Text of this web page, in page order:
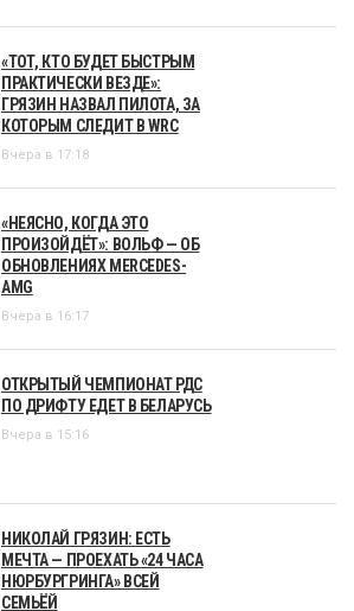
«ТОТ, КТО БУДЕТ БЫСТРЫМ
ПРАКТИЧЕСКИ ВЕЗДЕ»:
ГРЯЗИН НАЗВАЛ ПИЛОТА, ЗА
КОТОРЫМ СЛЕДИТ В WRC
Вчера в 17:18
«НЕЯСНО, КОГДА ЭТО
ПРОИЗОЙДЁТ»: ВОЛЬФ — ОБ
ОБНОВЛЕНИЯХ MERCEDES-
AMG
Вчера в 16:17
ОТКРЫТЫЙ ЧЕМПИОНАТ РДС
ПО ДРИФТУ ЕДЕТ В БЕЛАРУСЬ
Вчера в 15:16
НИКОЛАЙ ГРЯЗИН: ЕСТЬ
МЕЧТА — ПРОЕХАТЬ «24 ЧАСА
НЮРБУРГРИНГА» ВСЕЙ
СЕМЬЁЙ